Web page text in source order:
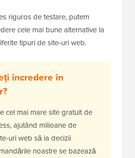
riguros de testare, putem
cele mai bune alternative la
tipuri de site-uri web.
încredere în
cel mai mare site gratuit de
ajutând milioane de
uri web să ia decizii
noastre se bazează